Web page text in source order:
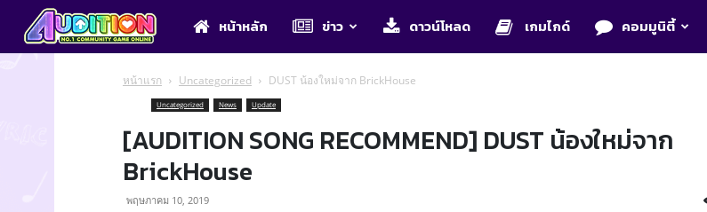
Auditionหน้าหลัก ข่าว ดาวน์โหลด เกมไกด์ คอมมูนิตี้
หน้าแรก Uncategorized DUST น้องใหม่จาก BrickHouse
Uncategorized News Update
[AUDITION SONG RECOMMEND] DUST น้องใหม่จาก
BrickHouse
พฤษภาคม 10, 2019